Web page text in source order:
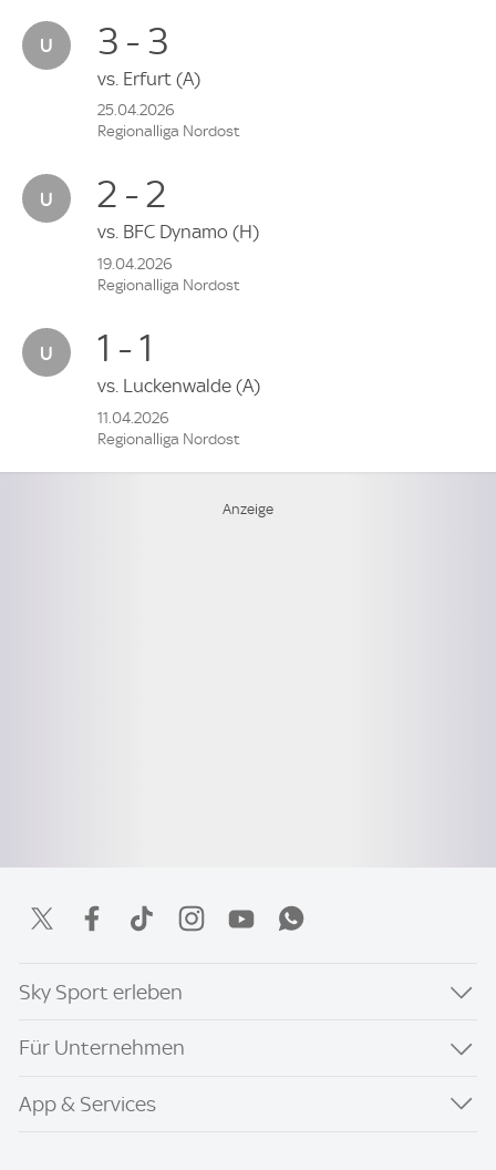
3 - 3
vs. Erfurt (A)
25.04.2026
Regionalliga Nordost
2 - 2
vs. BFC Dynamo (H)
19.04.2026
Regionalliga Nordost
1 - 1
vs. Luckenwalde (A)
11.04.2026
Regionalliga Nordost
Sky Sport erleben
Für Unternehmen
App & Services